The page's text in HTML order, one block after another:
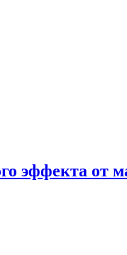
эффекта от